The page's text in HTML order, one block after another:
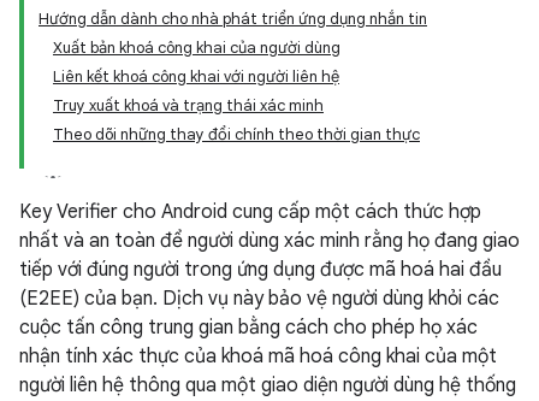
Hướng dẫn dành cho nhà phát triển ứng dụng nhắn tin
Xuất bản khoá công khai của người dùng
Liên kết khoá công khai với người liên hệ
Truy xuất khoá và trạng thái xác minh
Theo dõi những thay đổi chính theo thời gian thực
Key Verifier cho Android cung cấp một cách thức hợp
nhất và an toàn để người dùng xác minh rằng họ đang giao
tiếp với đúng người trong ứng dụng được mã hoá hai đầu
(E2EE) của bạn. Dịch vụ này bảo vệ người dùng khỏi các
cuộc tấn công trung gian bằng cách cho phép họ xác
nhận tính xác thực của khoá mã hoá công khai của một
người liên hệ thông qua một giao diện người dùng hệ thống